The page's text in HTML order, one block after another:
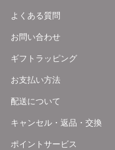
よくある質問
お問い合わせ
ギフトラッピング
お支払い方法
配送について
キャンセル・返品・交換
ポイントサービス